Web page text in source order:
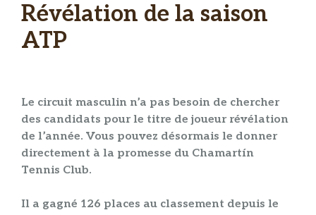
Révélation de la saison
ATP
Le circuit masculin n’a pas besoin de chercher
des candidats pour le titre de joueur révélation
de l’année. Vous pouvez désormais le donner
directement à la promesse du Chamartín
Tennis Club.
Il a gagné 126 places au classement depuis le